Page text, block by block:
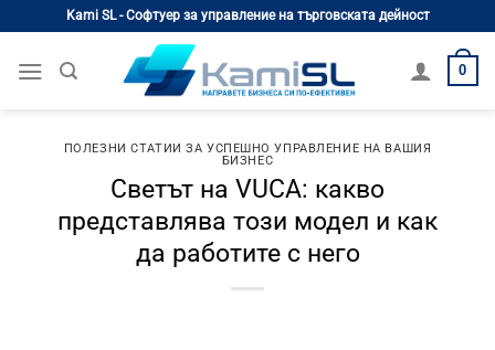
content
Kami SL - Софтуер за управление на търговската дейност
0
ПОЛЕЗНИ СТАТИИ ЗА УСПЕШНО УПРАВЛЕНИЕ НА ВАШИЯ
БИЗНЕС
Светът на VUCA: какво
представлява този модел и как
да работите с него